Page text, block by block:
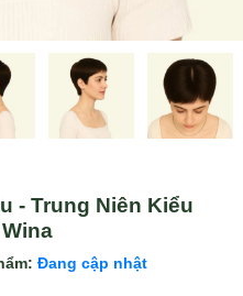
- Trung Niên Kiểu
Đang cập nhật